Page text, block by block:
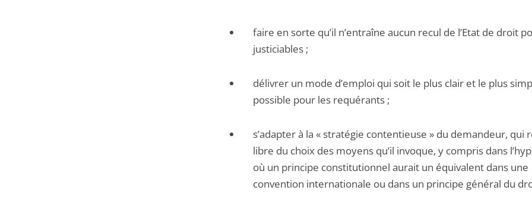
faire en sorte qu’il n’entraîne aucun recul de l’Etat de droit
justiciables ;
délivrer un mode d’emploi qui soit le plus clair et le plus
possible pour les requérants ;
s’adapter à la « stratégie contentieuse » du demandeur, qui
libre du choix des moyens qu’il invoque, y compris dans
où un principe constitutionnel aurait un équivalent dans une
convention internationale ou dans un principe général du